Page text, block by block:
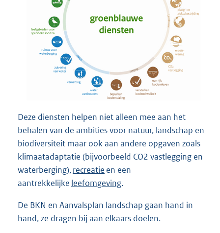
Deze diensten helpen niet alleen mee aan het
behalen van de ambities voor natuur, landschap en
biodiversiteit maar ook aan andere opgaven zoals
klimaatadaptatie (bijvoorbeeld CO2 vastlegging en
waterberging),recreatie en een
aantrekkelijke leefomgeving.
De BKN en Aanvalsplan landschap gaan hand in
hand, ze dragen bij aan elkaars doelen.